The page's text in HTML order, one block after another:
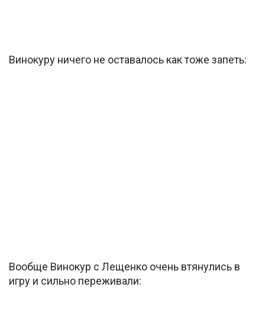
Винокуру ничего не оставалось как тоже запеть:
Вообще Винокур с Лещенко очень втянулись в
игру и сильно переживали: